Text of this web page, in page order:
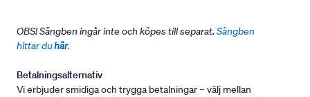
OBS! Sängben ingår inte och köpes till separat. Sängben
hittar duhär.
Betalningsalternativ
Vi erbjuder smidiga och trygga betalningar – välj mellan